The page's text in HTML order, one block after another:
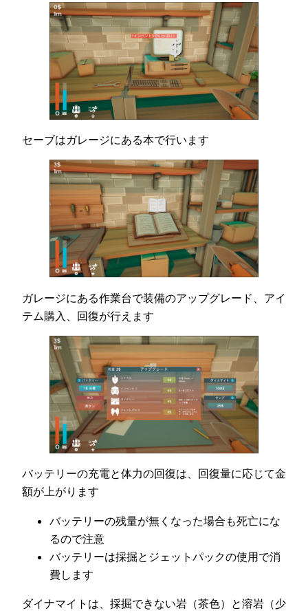
セーブはガレージにある本で行います
ガレージにある作業台で装備のアップグレード、アイ
テム購入、回復が行えます
バッテリーの充電と体力の回復は、回復量に応じて金
額が上がります
バッテリーの残量が無くなった場合も死亡にな
るので注意
バッテリーは採掘とジェットパックの使用で消
費します
ダイナマイトは、採掘できない岩（茶色）と溶岩（少